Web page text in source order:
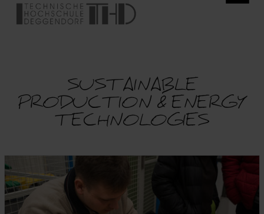
SUSTAINABLE
PRODUCTION & ENERGY
TECHNOLOGIES